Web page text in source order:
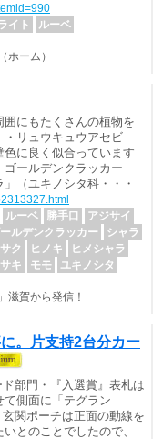
イト
ルーベ
ーム）
にもたくさんの植物を
リュウキュウアセビ
色に良く似合っています
ールデンクラッカー
（ユキノシタ科・・・
ルーベ 勝手口
アジサイ
ルデンクラッカー
シャラ
ク ヒノキ
ヒメシャラ
キ モモ
ユキノシタ
賀から発信！
。片支持2台分カー
部門・『入選賞』表札は
側面に「テグラン
関ポーチは正面の動線を
とのことでしたので、